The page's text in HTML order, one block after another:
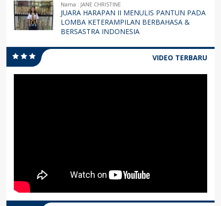
Nama : JANE CHRISTINE
JUARA HARAPAN II MENULIS PANTUN PADA
LOMBA KETERAMPILAN BERBAHASA &
BERSASTRA INDONESIA
VIDEO TERBARU